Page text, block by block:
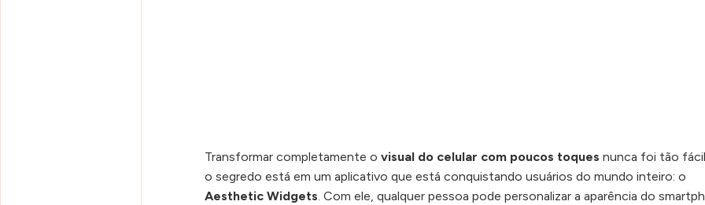
Transformar completamente o visual do celular com poucos toques nunca foi tão
o segredo está em um aplicativo que está conquistando usuários do mundo inteiro: o
Aesthetic Widgets. Com ele, qualquer pessoa pode personalizar a aparência do